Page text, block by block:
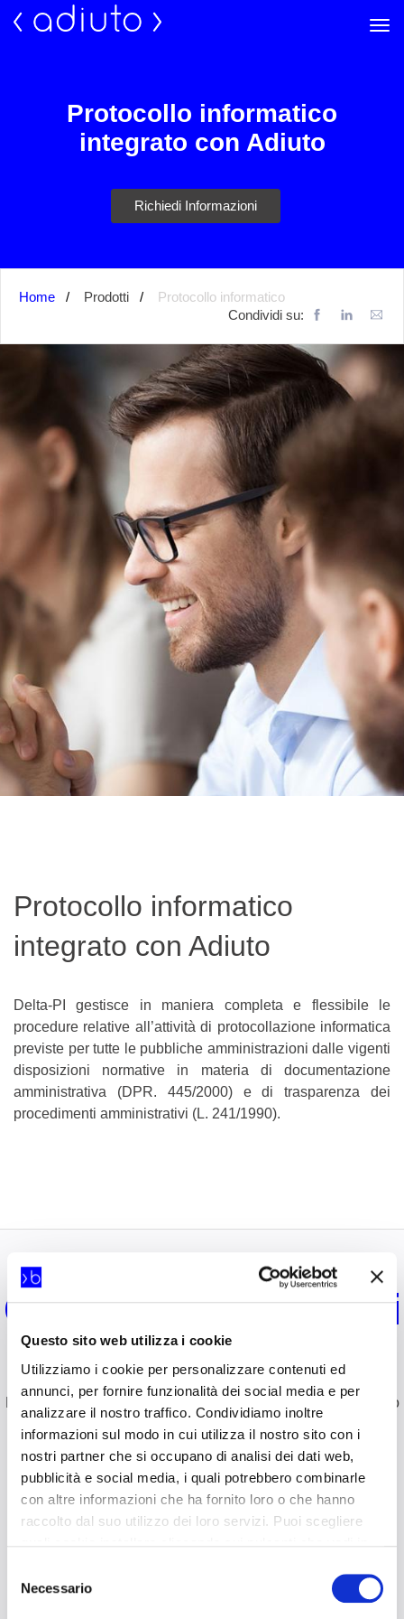
Questo sito web utilizza i cookie
Utilizziamo i cookie per personalizzare contenuti ed
annunci, per fornire funzionalità dei social media e per
analizzare il nostro traffico. Condividiamo inoltre
informazioni sul modo in cui utilizza il nostro sito con i
nostri partner che si occupano di analisi dei dati web,
pubblicità e social media, i quali potrebbero combinarle
con altre informazioni che ha fornito loro o che hanno
raccolto dal suo utilizzo dei loro servizi. Puoi scegliere
i cookie; Clicca su “accetta selezionati” per accettare
solamente i cookie che hai deciso di voler installare.
delNecessario
Protocollo informatico
integrato con Adiuto
Richiedi Informazioni
Home Prodotti
Protocollo informatico
Condividi su:
Protocollo informatico
integrato con Adiuto
Delta-PI gestisce in maniera completa e flessibile le
procedure relative all’attività di protocollazione informatica
previste per tutte le pubbliche amministrazioni dalle vigenti
disposizioni normative in materia di documentazione
amministrativa (DPR. 445/2000) e di trasparenza dei
procedimenti amministrativi (L. 241/1990).
Gestione Contenuti
e Processi
Le Soluzioni tecnologiche e metodologiche per ogni processo
critico.